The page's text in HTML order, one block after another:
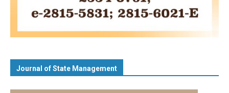
Journal of State Management